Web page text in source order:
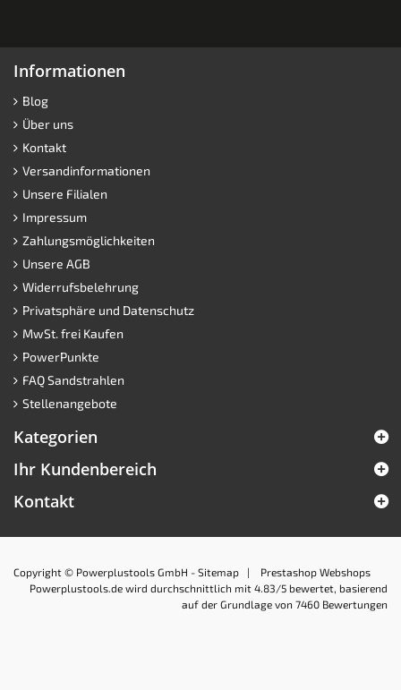
Informationen
Blog
Über uns
Kontakt
Versandinformationen
Unsere Filialen
Impressum
Zahlungsmöglichkeiten
Unsere AGB
Widerrufsbelehrung
Privatsphäre und Datenschutz
MwSt. frei Kaufen
PowerPunkte
FAQ Sandstrahlen
Stellenangebote
Kategorien
Ihr Kundenbereich
Kontakt
Copyright © Powerplustools GmbH - Sitemap | Prestashop Webshops
Powerplustools.de wird durchschnittlich mit 4.83 /5 bewertet, basierend
auf der Grundlage von 7460 Bewertungen